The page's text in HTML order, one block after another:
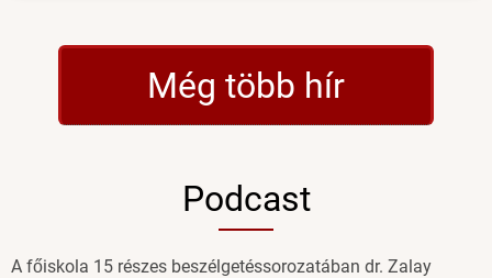
az
Még több hír
Podcast
A főiskola 15 részes beszélgetéssorozatában dr. Zalay